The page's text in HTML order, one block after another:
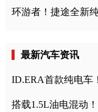
环游者！捷途全新
最新汽车资讯
ID.ERA首款纯电车
搭载1.5L油电混动